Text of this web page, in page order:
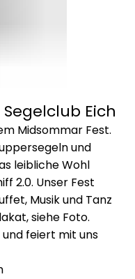
Eich
Midsommar Fest.
und
leibliche Wohl
2.0. Unser Fest
Musik und Tanz
siehe Foto.
feiert mit uns